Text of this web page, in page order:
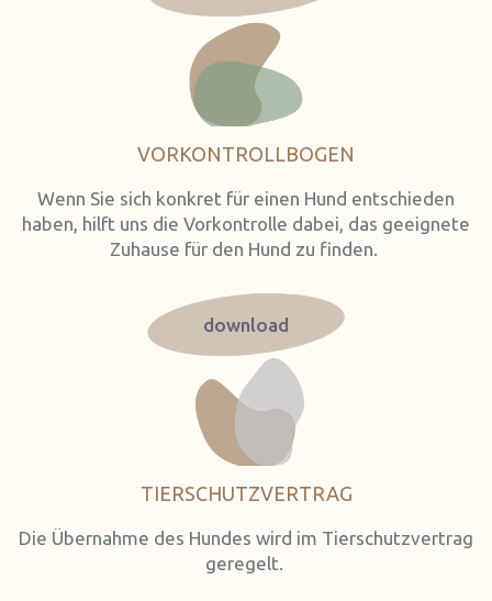
VORKONTROLLBOGEN
Wenn Sie sich konkret für einen Hund entschieden
haben, hilft uns die Vorkontrolle dabei, das geeignete
Zuhause für den Hund zu finden.
download
TIERSCHUTZVERTRAG
Die Übernahme des Hundes wird im Tierschutzvertrag
geregelt.